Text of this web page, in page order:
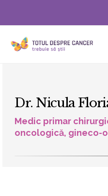
Dr. Nicula
Medic primar
oncologică, gineco-